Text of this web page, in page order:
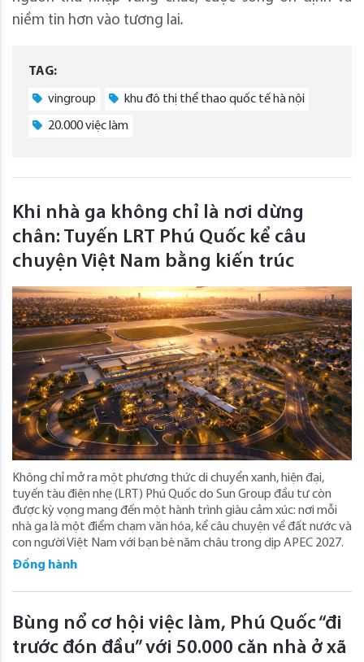
niềm tin hơn vào tương lai.
TAG:
vingroup khu đô thị thể thao quốc tế hà nội
20.000 việc làm
Khi nhà ga không chỉ là nơi dừng
chân: Tuyến LRT Phú Quốc kể câu
chuyện Việt Nam bằng kiến trúc
Không chỉ mở ra một phương thức di chuyển xanh, hiện đại,
tuyến tàu điện nhẹ (LRT) Phú Quốc do Sun Group đầu tư còn
được kỳ vọng mang đến một hành trình giàu cảm xúc: nơi mỗi
nhà ga là một điểm chạm văn hóa, kể câu chuyện về đất nước và
con người Việt Nam với bạn bè năm châu trong dịp APEC 2027.
Đồng hành
Bùng nổ cơ hội việc làm, Phú Quốc “đi
trước đón đầu” với 50.000 căn nhà ở xã